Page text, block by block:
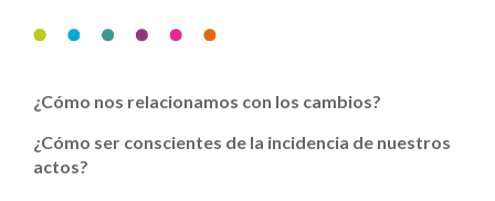
¿Cómo nos relacionamos con los cambios?
¿Cómo ser conscientes de la incidencia de nuestros
actos?